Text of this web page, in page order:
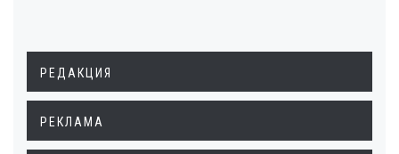
РЕДАКЦИЯ
РЕКЛАМА